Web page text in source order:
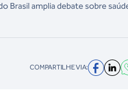
Brasil amplia debate sobre
COMPARTILHE VIA: